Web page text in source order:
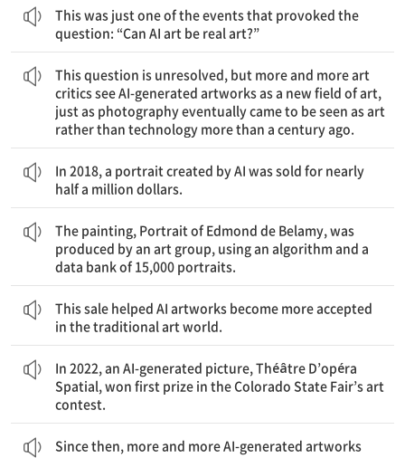
This was just one of the events that provoked the
question: “Can AI art be real art?”
This question is unresolved, but more and more art
critics see AI-generated artworks as a new field of art,
just as photography eventually came to be seen as art
rather than technology more than a century ago.
In 2018, a portrait created by AI was sold for nearly
half a million dollars.
The painting, Portrait of Edmond de Belamy, was
produced by an art group, using an algorithm and a
data bank of 15,000 portraits.
This sale helped AI artworks become more accepted
in the traditional art world.
In 2022, an AI-generated picture, Théâtre D’opéra
Spatial, won first prize in the Colorado State Fair’s art
contest.
Since then, more and more AI-generated artworks